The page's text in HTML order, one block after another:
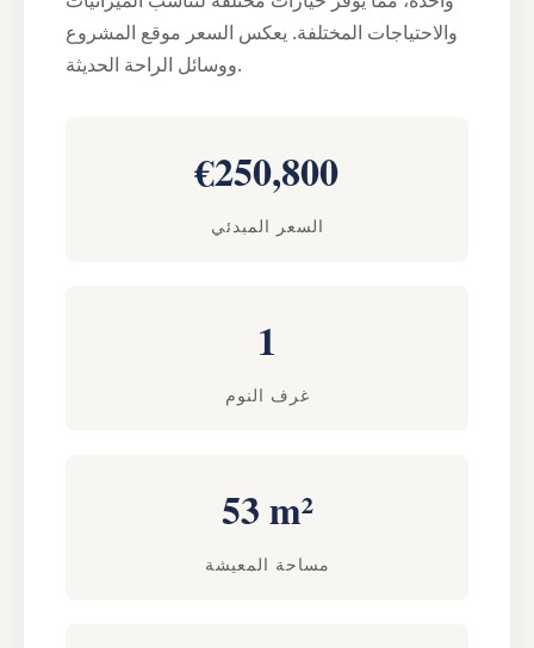
والاحتياجات المختلفة. يعكس السعر موقع المشروع
ووسائل الراحة الحديثة.
€250,800
السعر المبدئي
1
غرف النوم
53 m²
مساحة المعيشة